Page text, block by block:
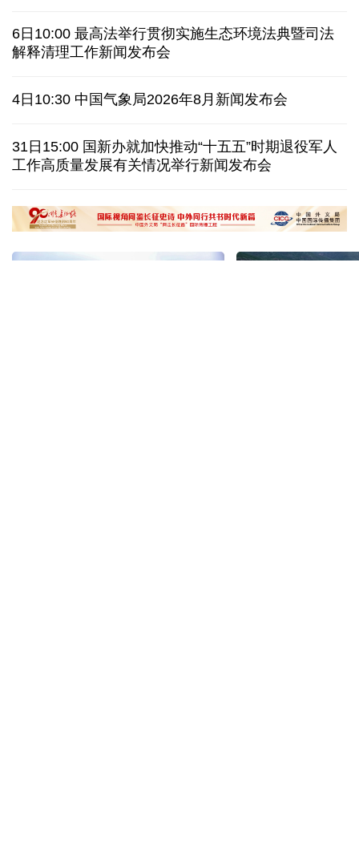
从规划到落实：中国发展经验引发南非各界思考
日本有识之士：32名中国劳工本不该命丧长崎
尼日尔经济专家：“零关税”开启中非经贸合作新阶段
南京大屠杀历史不容篡改 日本打“核爆”牌洗不掉血债
6日10:00 最高法举行贯彻实施生态环境法典暨司法
解释清理工作新闻发布会
4日10:30 中国气象局2026年8月新闻发布会
31日15:00 国新办就加快推动“十五五”时期退役军人
工作高质量发展有关情况举行新闻发布会